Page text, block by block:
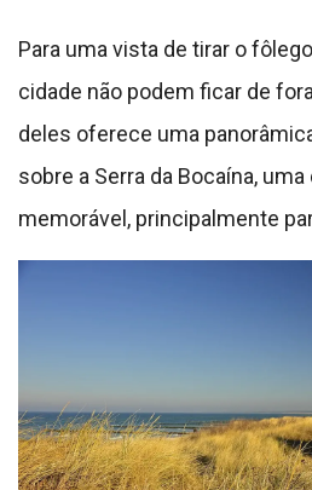
Para uma vista de tirar o
cidade não podem ficar de
deles oferece uma
sobre a Serra da Bocaína,
memorável, principalmente